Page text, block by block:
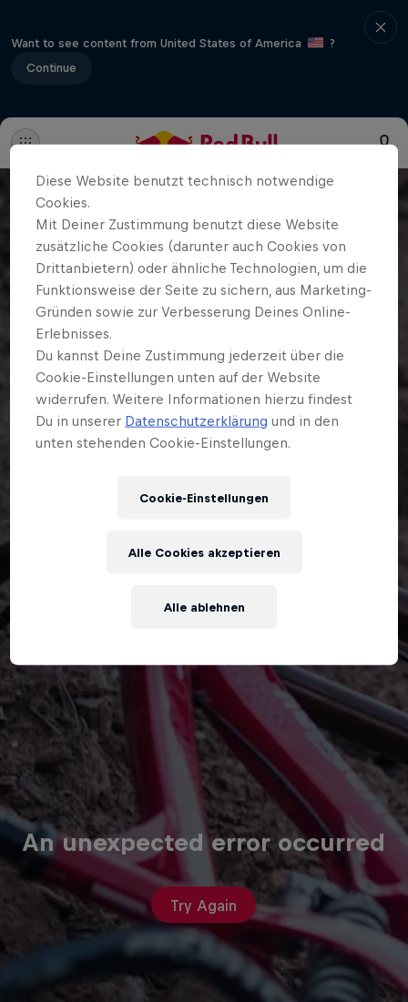
Want to see content from United States of America
?
Continue
An unexpected error occurred
Try Again
Diese Website benutzt technisch notwendige
Cookies.
Mit Deiner Zustimmung benutzt diese Website
zusätzliche Cookies (darunter auch Cookies von
Drittanbietern) oder ähnliche Technologien, um die
Funktionsweise der Seite zu sichern, aus Marketing-
Gründen sowie zur Verbesserung Deines Online-
Erlebnisses.
Du kannst Deine Zustimmung jederzeit über die
Cookie-Einstellungen unten auf der Website
widerrufen. Weitere Informationen hierzu findest
Du in unserer Datenschutzerklärung und in den
unten stehenden Cookie-Einstellungen.
Cookie-Einstellungen
Alle ablehnen
Alle Cookies akzeptieren